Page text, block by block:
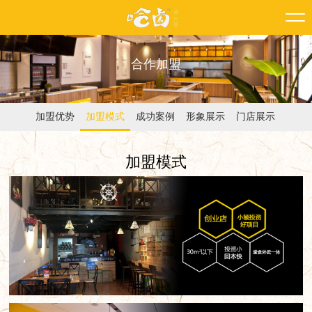
合作加盟
加盟优势 加盟模式 成功案例 形象展示 门店展示
加盟模式